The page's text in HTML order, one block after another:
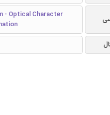
- Optical Character